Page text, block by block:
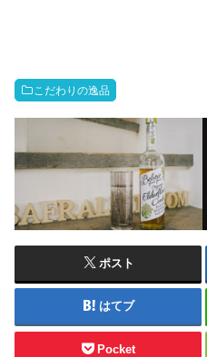
こだわりの逸品
ポスト
はてブ
Pocket